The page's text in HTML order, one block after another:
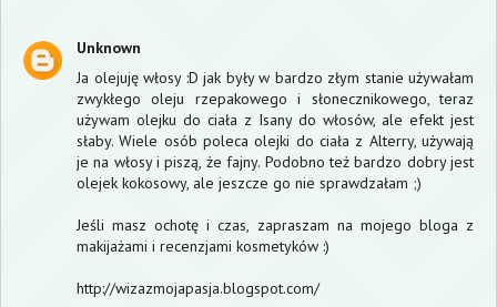
Unknown
Ja olejuję włosy :D jak były w bardzo złym stanie używałam
zwykłego oleju rzepakowego i słonecznikowego, teraz
używam olejku do ciała z Isany do włosów, ale efekt jest
słaby. Wiele osób poleca olejki do ciała z Alterry, używają
je na włosy i piszą, że fajny. Podobno też bardzo dobry jest
olejek kokosowy, ale jeszcze go nie sprawdzałam ;)
Jeśli masz ochotę i czas, zapraszam na mojego bloga z
makijażami i recenzjami kosmetyków :)
http://wizazmojapasja.blogspot.com/